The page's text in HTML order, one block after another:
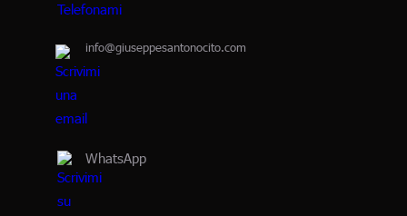
info@giuseppesantonocito.com
WhatsApp